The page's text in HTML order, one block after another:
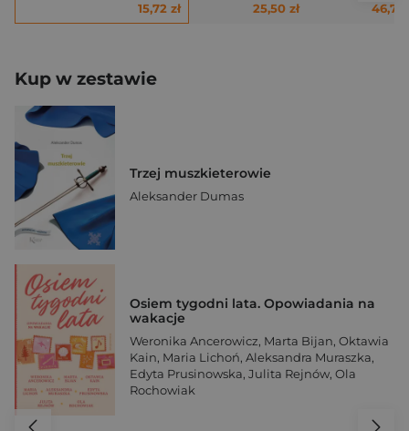
15,72 zł 25,50 zł 46,72
Kup w zestawie
Trzej muszkieterowie
Aleksander Dumas
Osiem tygodni lata. Opowiadania na
wakacje
Weronika Ancerowicz, Marta Bijan, Oktawia
Kain, Maria Lichoń, Aleksandra Muraszka,
Edyta Prusinowska, Julita Rejnów, Ola
Rochowiak